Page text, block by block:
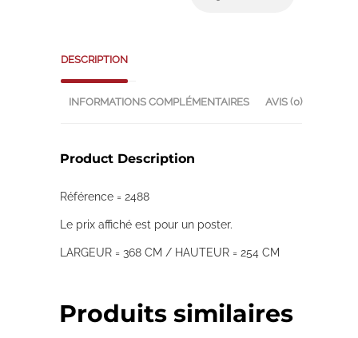
DESCRIPTION
INFORMATIONS COMPLÉMENTAIRES AVIS (0)
Product Description
Référence = 2488
Le prix affiché est pour un poster.
LARGEUR = 368 CM / HAUTEUR = 254 CM
Produits similaires